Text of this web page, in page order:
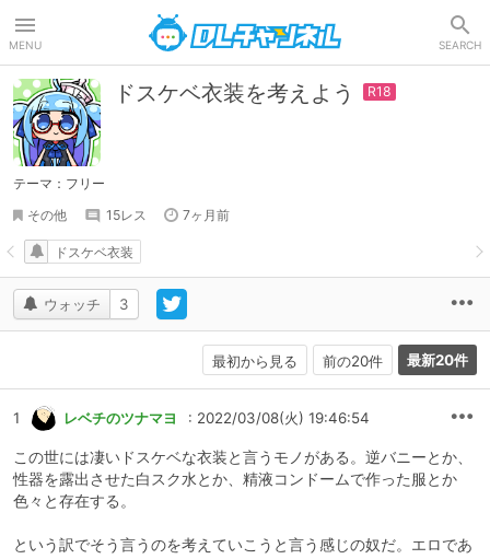
MENU SEARCH
ドスケベ衣装を考えよう
テーマ：フリー
その他
15レス 7ヶ月前
ウォッチ 3
ドスケベ衣装
最初から見る 前の20件 最新20件
1 レベチのツナマヨ : 2022/03/08(火) 19:46:54
この世には凄いドスケベな衣装と言うモノがある。逆バニーとか、
性器を露出させた白スク水とか、精液コンドームで作った服とか
色々と存在する。
という訳でそう言うのを考えていこうと言う感じの奴だ。エロであ